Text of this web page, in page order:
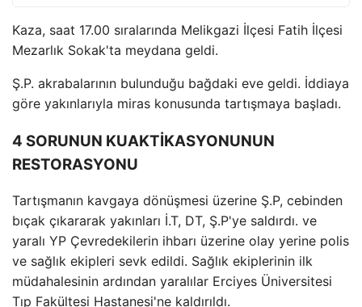
Kaza, saat 17.00 sıralarında Melikgazi İlçesi Fatih İlçesi
Mezarlık Sokak'ta meydana geldi.
Ş.P. akrabalarının bulunduğu bağdaki eve geldi. İddiaya
göre yakınlarıyla miras konusunda tartışmaya başladı.
4 SORUNUN KUAKTİKASYONUNUN
RESTORASYONU
Tartışmanın kavgaya dönüşmesi üzerine Ş.P, cebinden
bıçak çıkararak yakınları İ.T, DT, Ş.P'ye saldırdı. ve
yaralı YP Çevredekilerin ihbarı üzerine olay yerine polis
ve sağlık ekipleri sevk edildi. Sağlık ekiplerinin ilk
müdahalesinin ardından yaralılar Erciyes Üniversitesi
Tıp Fakültesi Hastanesi'ne kaldırıldı.